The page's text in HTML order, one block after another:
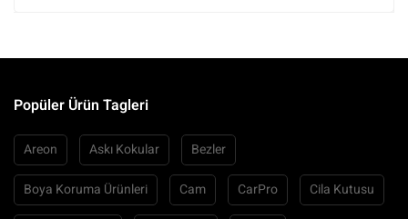
Popüler Ürün Tagleri
Areon Askı Kokular Bezler
Boya Koruma Ürünleri Cam CarPro Cila Kutusu